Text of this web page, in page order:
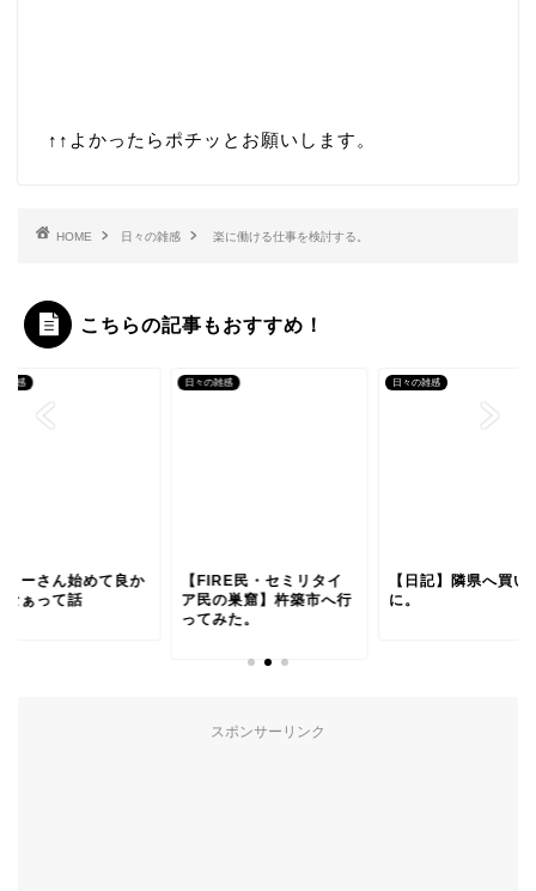
↑↑ よかったらポチッとお願いします。
HOME 日々の雑感 楽に働ける仕事を検討する。
こちらの記事もおすすめ！
雑感
ミーさん始めて良か
なぁって話
日々の雑感
【FIRE民・セミリタイ
ア民の巣窟】杵築市へ行
ってみた。
日々の雑感
【日記】隣県へ買い
に。
スポンサーリンク